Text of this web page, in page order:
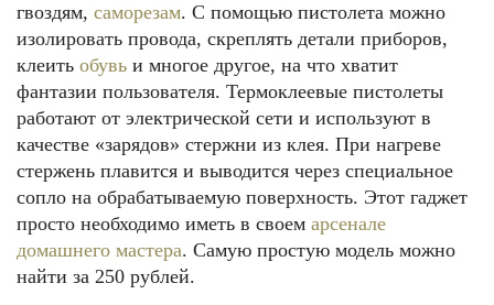
гвоздям, саморезам. С помощью пистолета можно
изолировать провода, скреплять детали приборов,
клеить обувь и многое другое, на что хватит
фантазии пользователя. Термоклеевые пистолеты
работают от электрической сети и используют в
качестве «зарядов» стержни из клея. При нагреве
стержень плавится и выводится через специальное
сопло на обрабатываемую поверхность. Этот гаджет
просто необходимо иметь в своем арсенале
домашнего мастера. Самую простую модель можно
найти за 250 рублей.